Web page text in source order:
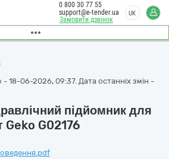
Замовити дзвінок
0 800 30 77 55
support@e-tender.ua
UK
18-06-2026, 09:37. Дата останніх змін -
підйомник для
Geko G02176